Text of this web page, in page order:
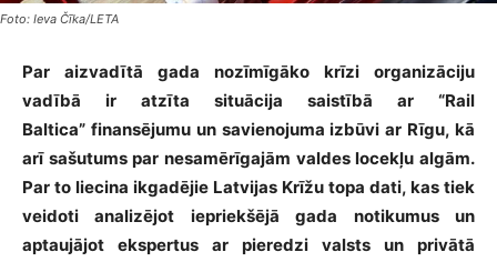
Foto: Ieva Čīka/LETA
Par aizvadītā gada nozīmīgāko krīzi organizāciju
vadībā ir atzīta situācija saistībā ar “Rail
Baltica” finansējumu un savienojuma izbūvi ar Rīgu, kā
arī sašutums par nesamērīgajām valdes locekļu algām.
Par to liecina ikgadējie Latvijas Krīžu topa dati, kas tiek
veidoti analizējot iepriekšējā gada notikumus un
aptaujājot ekspertus ar pieredzi valsts un privātā